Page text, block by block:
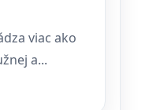
viac ako
a...